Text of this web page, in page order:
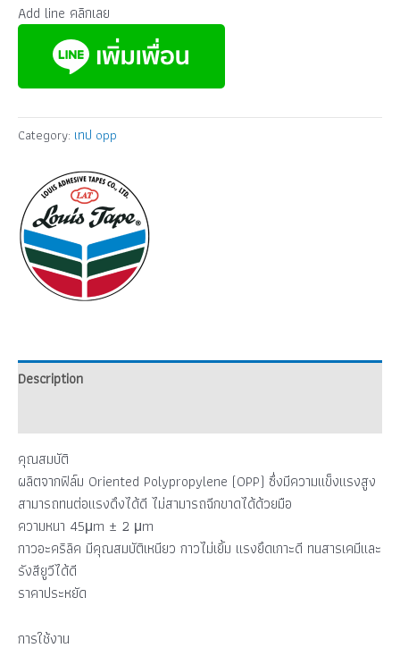
Add line คลิกเลย
Category: เทป opp
Description
คุณสมบัติ
ผลิตจากฟิล์ม Oriented Polypropylene (OPP) ซึ่งมีความแข็งแรงสูง
สามารถทนต่อแรงดึงได้ดี ไม่สามารถฉีกขาดได้ด้วยมือ
ความหนา 45μm ± 2 μm
กาวอะคริลิค มีคุณสมบัติเหนียว กาวไม่เยิ้ม แรงยึดเกาะดี ทนสารเคมีและ
รังสียูวีได้ดี
ราคาประหยัด
การใช้งาน